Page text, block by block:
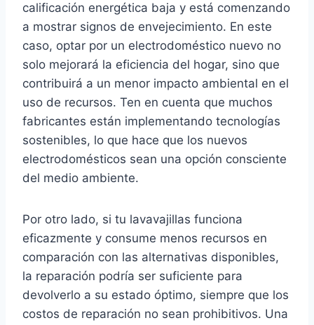
calificación energética baja y está comenzando
a mostrar signos de envejecimiento. En este
caso, optar por un electrodoméstico nuevo no
solo mejorará la eficiencia del hogar, sino que
contribuirá a un menor impacto ambiental en el
uso de recursos. Ten en cuenta que muchos
fabricantes están implementando tecnologías
sostenibles, lo que hace que los nuevos
electrodomésticos sean una opción consciente
del medio ambiente.
Por otro lado, si tu lavavajillas funciona
eficazmente y consume menos recursos en
comparación con las alternativas disponibles,
la reparación podría ser suficiente para
devolverlo a su estado óptimo, siempre que los
costos de reparación no sean prohibitivos. Una